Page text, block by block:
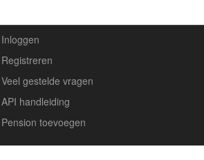
Inloggen
Registreren
Veel gestelde vragen
API handleiding
Pension toevoegen